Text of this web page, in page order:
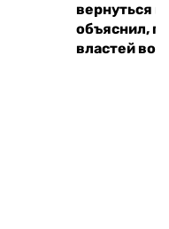
вернуться
объяснил,
властей